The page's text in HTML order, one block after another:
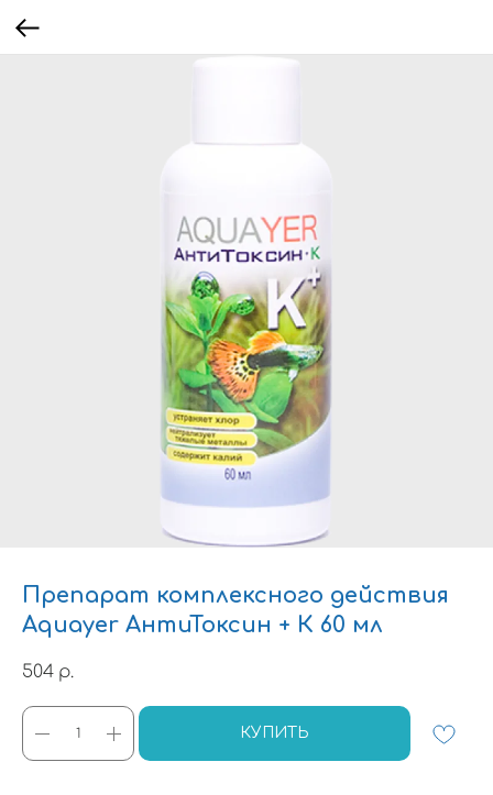
Препарат комплексного действия
Aquayer АнтиТоксин + К 60 мл
504 р.
КУПИТЬ